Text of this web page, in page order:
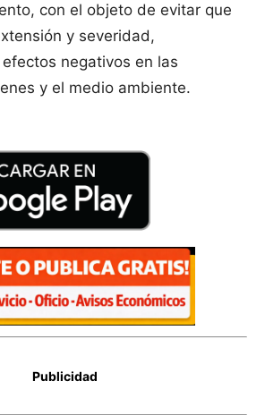
con el objeto de evitar que
y severidad,
negativos en las
y el medio ambiente.
Publicidad